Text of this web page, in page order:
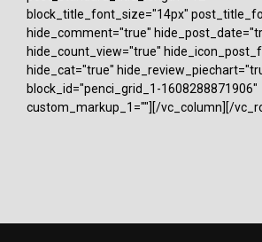
block_title_font_size="14px"
hide_comment="true"
hide_count_view="true"
hide_cat="true"
block_id="penci_grid_1-1608288871906"
custom_markup_1=""][/vc_column][/